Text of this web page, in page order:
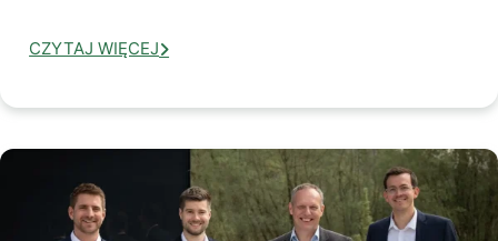
CZYTAJ WIĘCEJ